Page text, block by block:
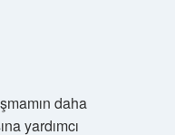
daha
yardımcı